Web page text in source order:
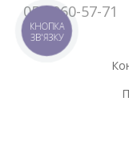
050-060-57-71
КНОПКА
ЗВ'ЯЗКУ